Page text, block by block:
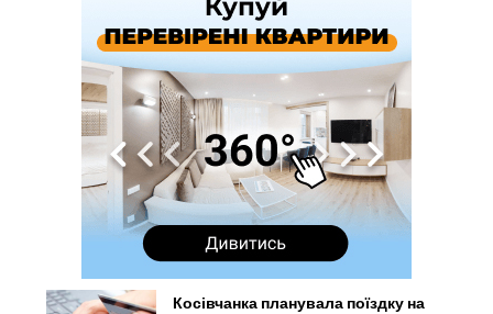
Косівчанка планувала поїздку на